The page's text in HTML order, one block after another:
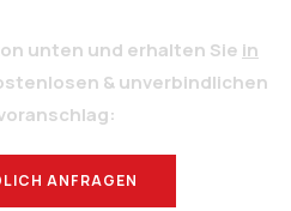
unten und erhalten Sie in
& unverbindlichen
ANFRAGEN